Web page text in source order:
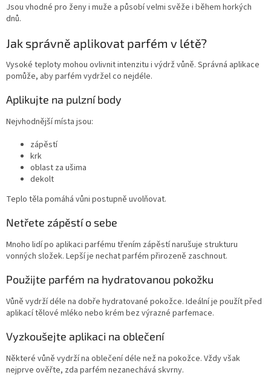
Jsou vhodné pro ženy i muže a působí velmi svěže i během horkých
dnů.
Jak správně aplikovat parfém v létě?
Vysoké teploty mohou ovlivnit intenzitu i výdrž vůně. Správná aplikace
pomůže, aby parfém vydržel co nejdéle.
Aplikujte na pulzní body
Nejvhodnější místa jsou:
zápěstí
krk
oblast za ušima
dekolt
Teplo těla pomáhá vůni postupně uvolňovat.
Netřete zápěstí o sebe
Mnoho lidí po aplikaci parfému třením zápěstí narušuje strukturu
vonných složek. Lepší je nechat parfém přirozeně zaschnout.
Použijte parfém na hydratovanou pokožku
Vůně vydrží déle na dobře hydratované pokožce. Ideální je použít před
aplikací tělové mléko nebo krém bez výrazné parfemace.
Vyzkoušejte aplikaci na oblečení
Některé vůně vydrží na oblečení déle než na pokožce. Vždy však
nejprve ověřte, zda parfém nezanechává skvrny.